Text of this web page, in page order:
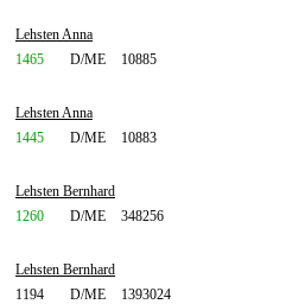
Lehsten Anna
1465
D/ME 10885
Lehsten Anna
1445
D/ME 10883
Lehsten Bernhard
1260
D/ME 348256
Lehsten Bernhard
1194
D/ME 1393024